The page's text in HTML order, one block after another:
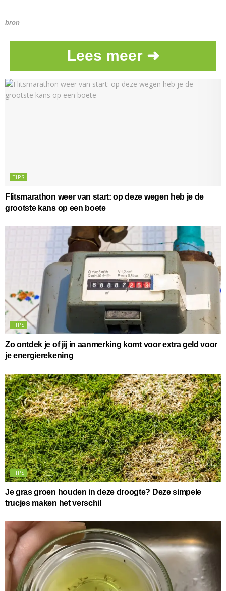
bron
Lees meer ➜
TIPS
Flitsmarathon weer van start: op deze wegen heb je de
grootste kans op een boete
TIPS
Zo ontdek je of jij in aanmerking komt voor extra geld voor
je energierekening
TIPS
Je gras groen houden in deze droogte? Deze simpele
trucjes maken het verschil